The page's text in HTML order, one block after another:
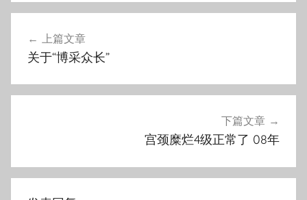
航
上篇文章
关于“博采众长”
下篇文章
宫颈糜烂4级正常了 08年